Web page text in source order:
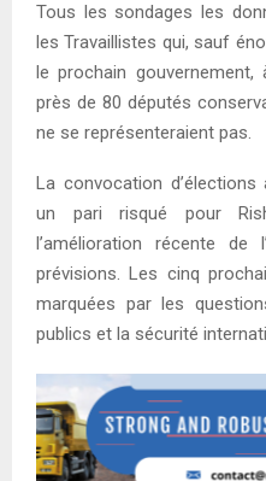
Tous les sondages les
les Travaillistes qui, sauf
le prochain gouvernement,
près de 80 députés
ne se représenteraient pas.
La convocation
un pari risqué pour
l’amélioration récente de
prévisions. Les cinq
marquées par les
publics et la sécurité